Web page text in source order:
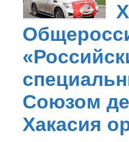
Союзом
Хакасия